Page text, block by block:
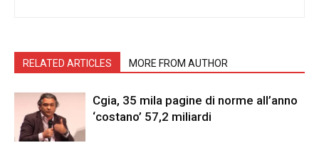
RELATED ARTICLES MORE FROM AUTHOR
Cgia, 35 mila pagine di norme all’anno
‘costano’ 57,2 miliardi